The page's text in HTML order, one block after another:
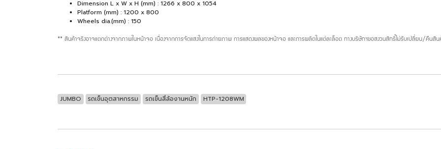
Dimension L x W x H (mm) : 1266 x 800 x 1054
Platform (mm) : 1200 x 800
Wheels dia.(mm) : 150
** สินค้าจริงอาจแตกต่างจากภาพในหน้าจอ เนื่องจากการจัดแสงในการถ่ายภาพ การแสดงผลของหน้าจอ และการผลิตในแต่ละล็อต ทางบริษัทฯขอสงวนสิทธิ์ไม่รับเปลี่ยน/คืนสิน
JUMBO รถเข็นอุตสาหกรรม รถเข็นสี่ล้องานหนัก HTP-1208WM